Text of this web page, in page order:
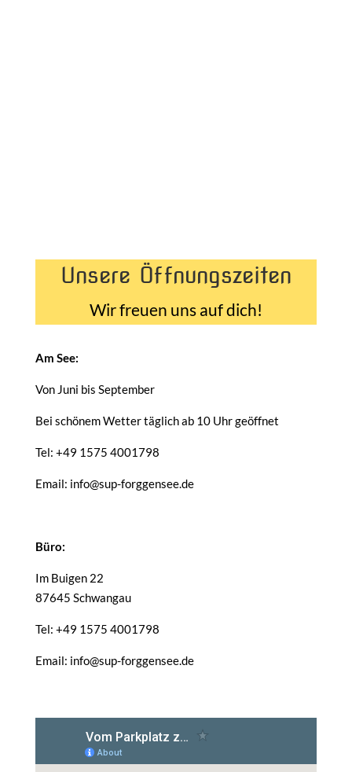
Unsere Öffnungszeiten
Wir freuen uns auf dich!
Am See:
Von Juni bis September
Bei schönem Wetter täglich ab 10 Uhr geöffnet
Tel: +49 1575 4001798
Email: info@sup-forggensee.de
Büro:
Im Buigen 22
87645 Schwangau
Tel: +49 1575 4001798
Email: info@sup-forggensee.de